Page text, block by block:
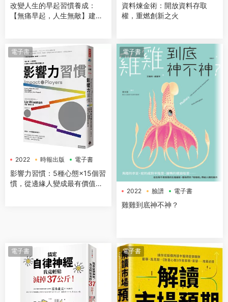
改變人生的早起習慣養成：
【無痛早起，人生無敵】建立
資料煉金術：開放資料存取
權，重燃創新之火
電子書
2022 時報出版 電子書
影響力習慣：5種心態×15個習
慣，從邊緣人變成最有價值的
電子書
2022 臉譜 電子書
雞雞到底神不神？
電子書 電子書